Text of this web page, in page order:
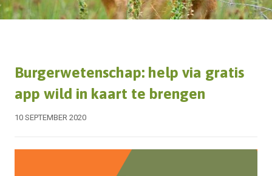
Burgerwetenschap: help via gratis
app wild in kaart te brengen
10 SEPTEMBER 2020